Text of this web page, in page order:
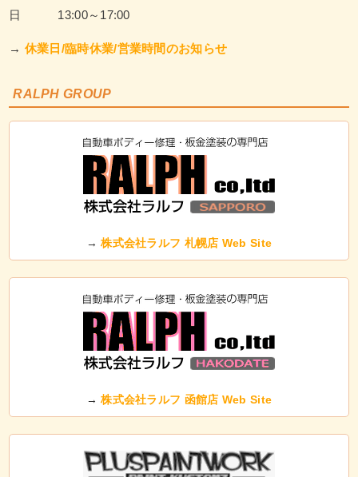
日 13:00～17:00
→ 休業日/臨時休業/営業時間のお知らせ
RALPH GROUP
→株式会社ラルフ 札幌店 Web Site
→株式会社ラルフ 函館店 Web Site